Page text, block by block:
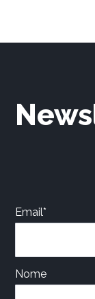
Email*
Nome